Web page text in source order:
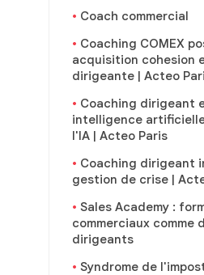
Coach commercial
Coaching COMEX
acquisition cohesion
dirigeante | Acteo
Coaching dirigeant
intelligence
l'IA | Acteo Paris
Coaching dirigeant
gestion de crise |
Sales Academy :
commerciaux comme
dirigeants
Syndrome de